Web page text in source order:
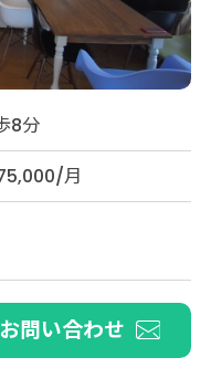
8分
月
お問い合わせ